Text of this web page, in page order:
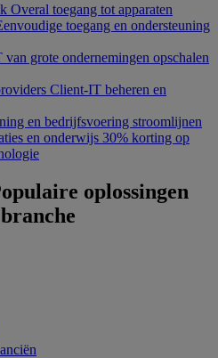
Overal toegang tot apparaten
toegang en ondersteuning
van grote ondernemingen opschalen
Client-IT beheren en
en bedrijfsvoering stroomlijnen
en onderwijs 30% korting op
oplossingen